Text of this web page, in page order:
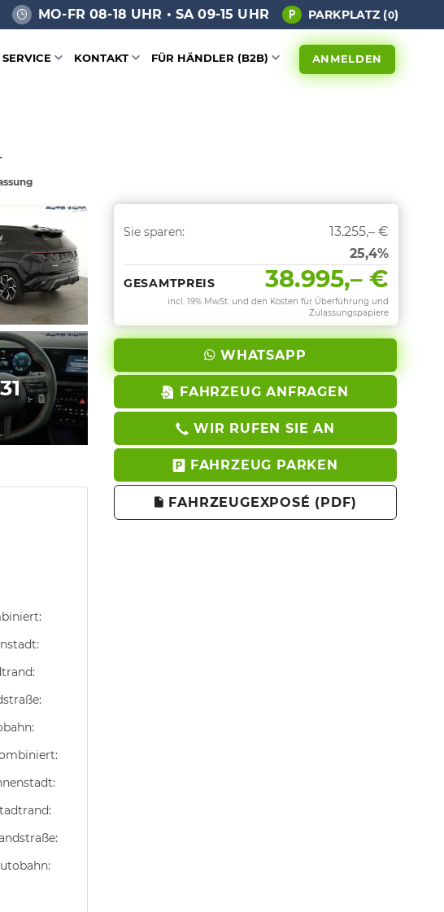
MO-FR 08-18 UHR • SA 09-15 UHR PARKPLATZ (0)
SERVICE KONTAKT FÜR HÄNDLER (B2B) ANMELDEN
Sie sparen:
13.255,– €
25,4%
GESAMTPREIS 38.995,– €
incl. 19% MwSt. und den Kosten für Überführung und
Zulassungspapiere
WHATSAPP
FAHRZEUG ANFRAGEN
WIR RUFEN SIE AN
FAHRZEUG PARKEN
FAHRZEUGEXPOSÉ (PDF)